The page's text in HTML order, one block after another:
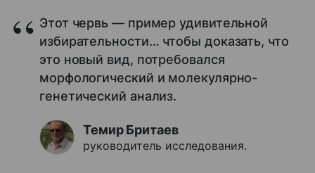
Этот червь — пример удивительной
избирательности… чтобы доказать, что
это новый вид, потребовался
морфологический и молекулярно-
генетический анализ.
Темир Бритаев
руководитель исследования.